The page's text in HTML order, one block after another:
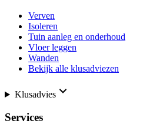
Verven
Isoleren
Tuin aanleg en onderhoud
Vloer leggen
Wanden
Bekijk alle klusadviezen
Klusadvies
Services